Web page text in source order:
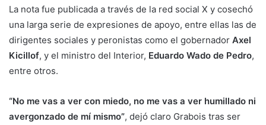
La nota fue publicada a través de la red social X y cosechó
una larga serie de expresiones de apoyo, entre ellas las de
dirigentes sociales y peronistas como el gobernador Axel
Kicillof, y el ministro del Interior, Eduardo Wado de Pedro,
entre otros.
“No me vas a ver con miedo, no me vas a ver humillado ni
avergonzado de mí mismo”, dejó claro Grabois tras ser